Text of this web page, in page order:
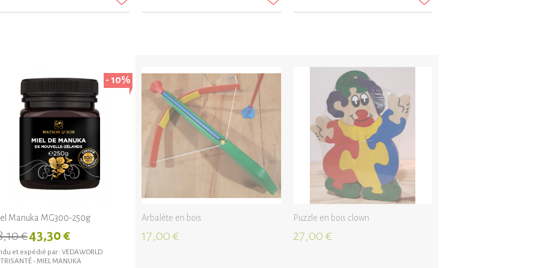
- 10%
Manuka MG300-250g
€43,30 €
et expédié par : VEDAWORLD
- MIEL MANUKA
Arbalète en bois
17,00 €
Puzzle en bois clown
27,00 €